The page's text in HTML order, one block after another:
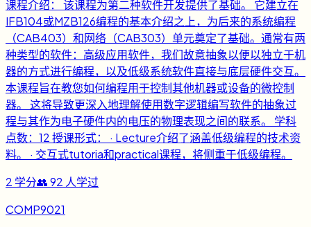
课程介绍： 该课程为第二种软件开发提供了基础。 它建立在
IFB104或MZB126编程的基本介绍之上，为后来的系统编程
（CAB403）和网络（CAB303）单元奠定了基础。通常有两
种类型的软件：高级应用软件，我们故意抽象以便以独立于机
器的方式进行编程，以及低级系统软件直接与底层硬件交互。
本课程旨在教您如何编程用于控制其他机器或设备的微控制
器。 这将导致更深入地理解使用数字逻辑编写软件的抽象过
程与其作为电子硬件内的电压的物理表现之间的联系。 学科
点数：12 授课形式： · Lecture介绍了涵盖低级编程的技术资
料。 · 交互式tutoria和practical课程，将侧重于低级编程。
2 学分👥92 人学过
COMP9021